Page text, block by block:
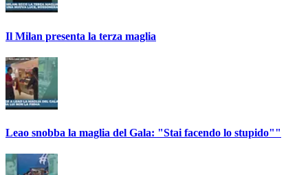
Il Milan presenta la terza maglia
Leao snobba la maglia del Gala: "Stai facendo lo stupido""